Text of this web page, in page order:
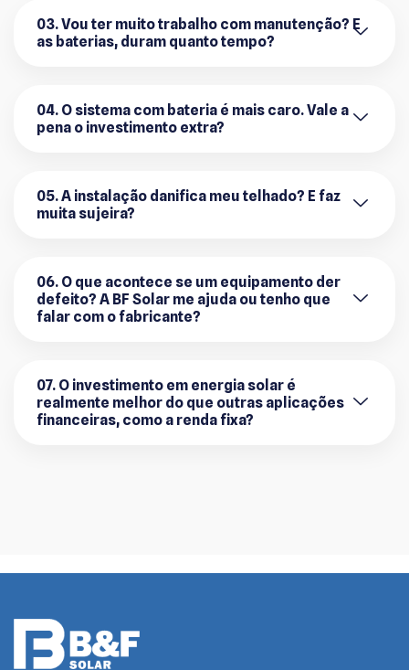
03. Vou ter muito trabalho com manutenção? E
as baterias, duram quanto tempo?
04. O sistema com bateria é mais caro. Vale a
pena o investimento extra?
05. A instalação danifica meu telhado? E faz
muita sujeira?
06. O que acontece se um equipamento der
defeito? A BF Solar me ajuda ou tenho que
falar com o fabricante?
07. O investimento em energia solar é
realmente melhor do que outras aplicações
financeiras, como a renda fixa?